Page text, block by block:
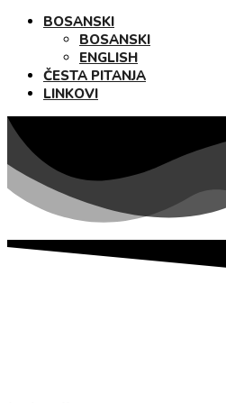
BOSANSKI
BOSANSKI
ENGLISH
ČESTA PITANJA
LINKOVI